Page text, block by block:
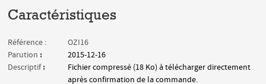
Caractéristiques
Référence :
OZI16
Parution :
2015-12-16
Descriptif:
Fichier compressé (18 Ko) à télécharger directement
après confirmation de la commande.